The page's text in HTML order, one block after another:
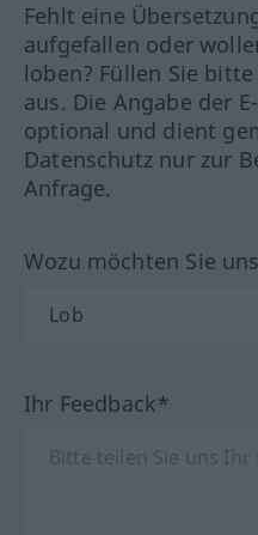
Fehlt eine
aufgefallen oder
loben? Füllen Sie
aus. Die Angabe der
optional und dient
Datenschutz nur zur
Anfrage.
Wozu möchten Sie
Ihr Feedback*